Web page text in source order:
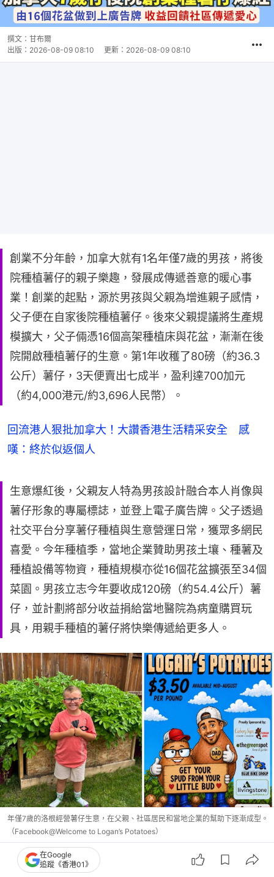
撰文： 甘布爾
出版： 2026-08-09 08:10 更新： 2026-08-09 08:10
創業不分年齡，加拿大就有1名年僅7歲的男孩，將後
院種植薯仔的親子樂趣，發展成傳遞善意的暖心事
業！創業的起點，源於男孩與父親為增進親子感情，
父子便在自家後院種植薯仔。後來父親提議將生產規
模擴大，父子倆憑16個高架種植床與花盆，漸漸在後
院開啟種植薯仔的生意。第1年收穫了80磅（約36.3
公斤）薯仔，3天便賣出七成半，盈利達700加元
（約4,000港元/約3,696人民幣）。
回流港人狠批加拿大！大讚香港生活精采安全 感
嘆：終於似返個人
生意爆紅後，父親友人特為男孩設計融合本人肖像與
薯仔形象的專屬標誌，並登上電子廣告牌。父子透過
社交平台分享薯仔種植與生意營運日常，獲眾多網民
喜愛。今年種植季，當地企業贊助男孩土壤、種薯及
種植設備等物資，種植規模亦從16個花盆擴張至34個
菜園。男孩立志今年要收成120磅（約54.4公斤）薯
仔，並計劃將部分收益捐給當地醫院為病童購買玩
具，用親手種植的薯仔將快樂傳遞給更多人。
年僅7歲的洛根經營薯仔生意，在父親、社區居民和當地企業的幫助下逐漸成型。
（Facebook@Welcome to Logan’s Potatoes）
在Google
追蹤《香港01》